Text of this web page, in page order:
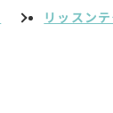
リッスン